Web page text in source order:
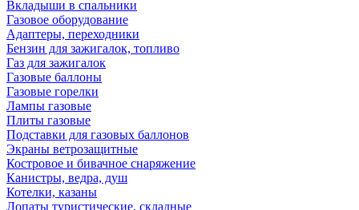
Вкладыши в спальники
Газовое оборудование
Адаптеры, переходники
Бензин для зажигалок, топливо
Газ для зажигалок
Газовые баллоны
Газовые горелки
Лампы газовые
Плиты газовые
Подставки для газовых баллонов
Экраны ветрозащитные
Костровое и бивачное снаряжение
Канистры, ведра, душ
Котелки, казаны
Лопаты туристические, складные